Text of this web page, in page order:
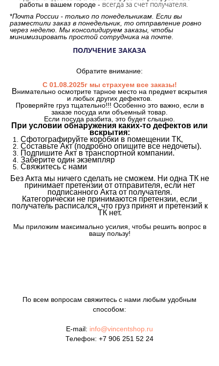
работы в вашем городе - всегда за счет получателя.
*Почта России - только по понедельникам. Если вы
разместили заказ в понедельник, то отправление ровно
через неделю. Мы консолидируем заказы, чтобы
минимизировать простой сотрудника на почте.
ПОЛУЧЕНИЕ ЗАКАЗА
Обратите внимание:
С 01.08.2025г мы страхуем все заказы!
Внимательно осмотрите тарное место на предмет вскрытия
и любых других дефектов.
Проверяйте груз тщательно!!! Особенно это важно, если в
заказе посуда или объемный товар.
Если посуда разбита, это будет слышно.
При условии обнаружения каких-то дефектов или
вскрытия:
Сфотографируйте коробки в помещении ТК,
Составьте Акт (подробно опишите все недочеты).
Подпишите Акт в транспортной компании.
Заберите один экземпляр
Свяжитесь с нами
Без Акта мы ничего сделать не сможем. Ни одна ТК не
принимает претензии от отправителя, если нет
подписанного Акта от получателя.
Категорически не принимаются претензии, если
получатель расписался, что груз принят и претензий к
ТК нет.
Мы приложим максимально усилия, чтобы решить вопрос в
вашу пользу!
По всем вопросам свяжитесь с нами любым удобным
способом:
E-mail: info@vincentshop.ru
Телефон: +7 906 251 52 24